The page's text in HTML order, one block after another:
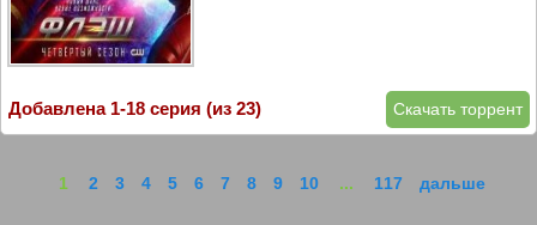
Скачать торрент
Добавлена 1-18 серия (из 23)
1 2 3 4 5 6 7 8 9 10 ... 117 дальше